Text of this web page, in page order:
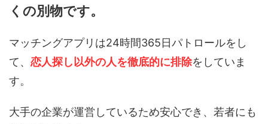
くの別物です。
マッチングアプリは24時間365日パトロールをし
て、 恋人探し以外の人を徹底的に排除をしていま
す。
大手の企業が運営しているため安心でき、若者にも